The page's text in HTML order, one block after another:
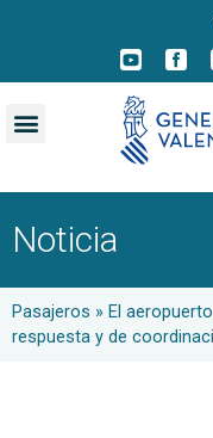
Noticia
Pasajeros » El
respuesta y de